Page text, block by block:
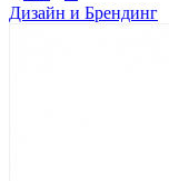
Дизайн и Брендинг